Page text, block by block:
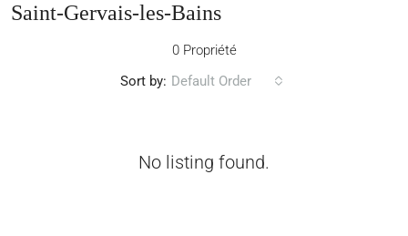
Saint-Gervais-les-Bains
0 Propriété
Sort by: Default Order
No listing found.